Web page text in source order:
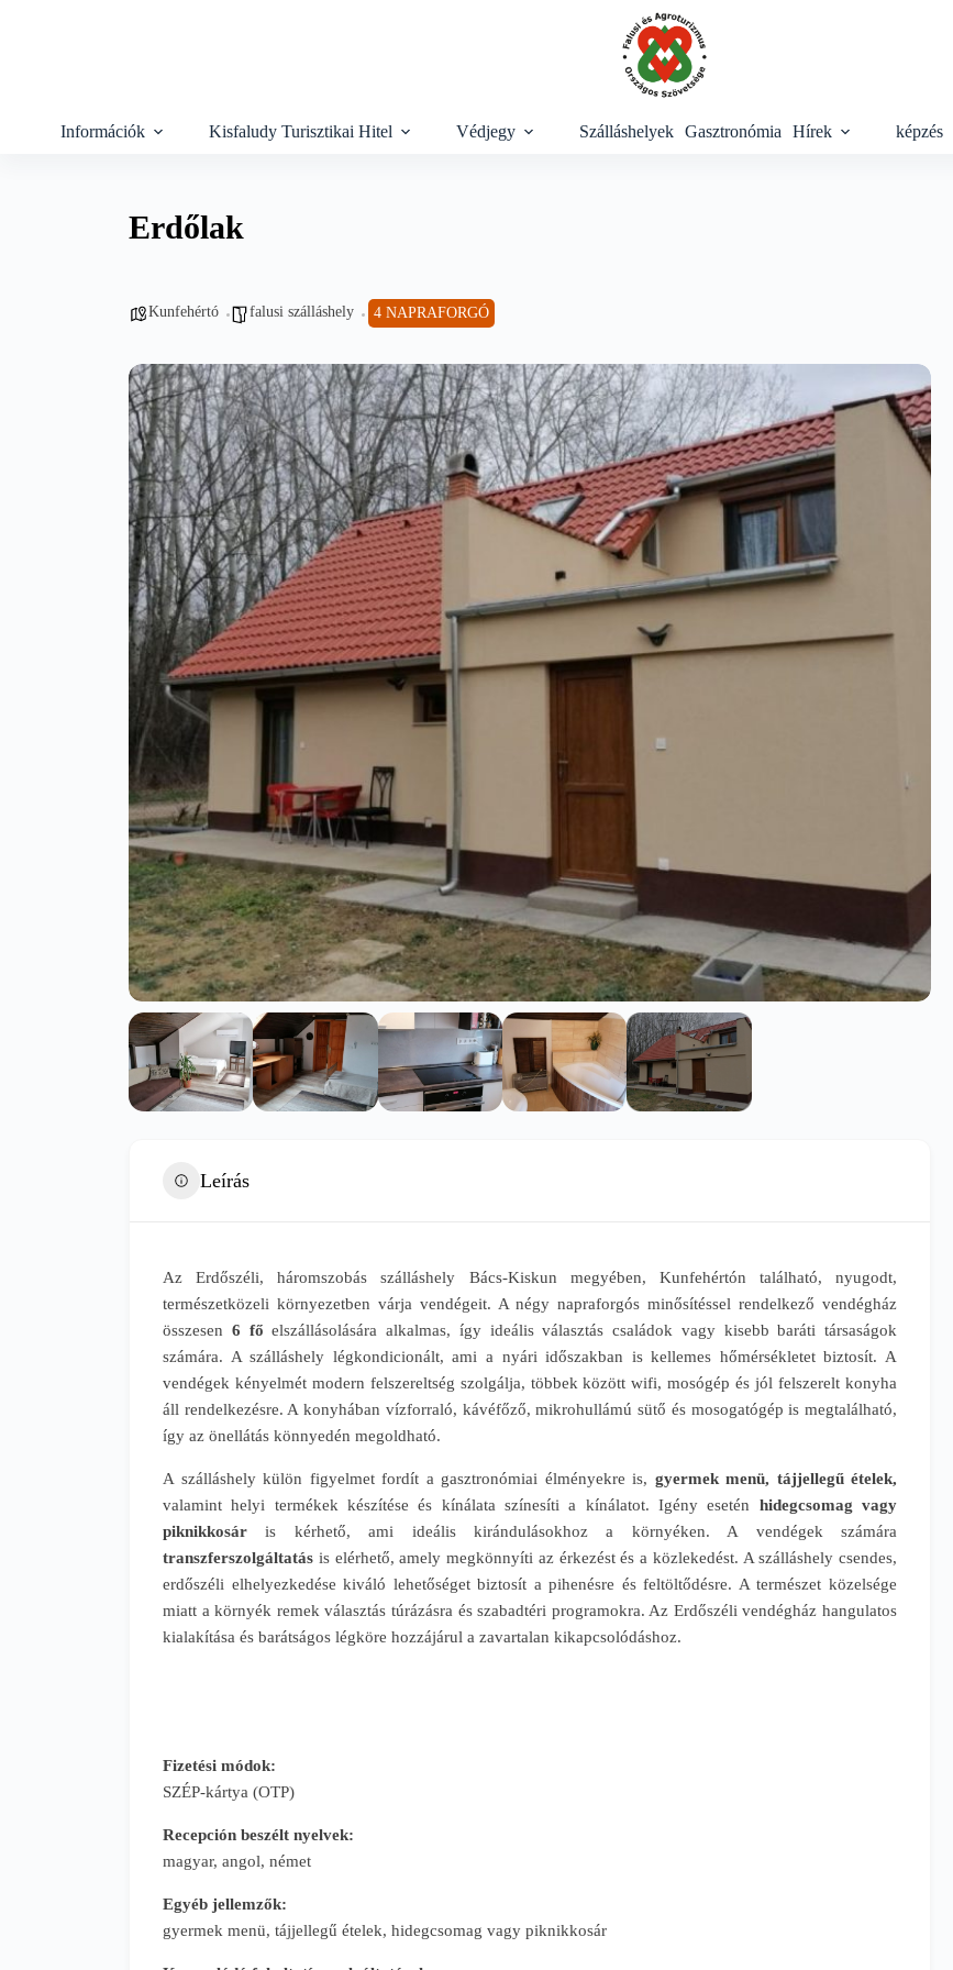
Információk Kisfaludy Turisztikai Hitel Védjegy Szálláshelyek Gasztronómia Hírek képzés
Erdőlak
Kunfehértó falusi szálláshely 4 NAPRAFORGÓ
Leírás
Az Erdőszéli, háromszobás szálláshely Bács-Kiskun megyében, Kunfehértón található, nyugodt,
természetközeli környezetben várja vendégeit. A négy napraforgós minősítéssel rendelkező vendégház
összesen 6 fő elszállásolására alkalmas, így ideális választás családok vagy kisebb baráti társaságok
számára. A szálláshely légkondicionált, ami a nyári időszakban is kellemes hőmérsékletet biztosít. A
vendégek kényelmét modern felszereltség szolgálja, többek között wifi, mosógép és jól felszerelt konyha
áll rendelkezésre. A konyhában vízforraló, kávéfőző, mikrohullámú sütő és mosogatógép is megtalálható,
így az önellátás könnyedén megoldható.
A szálláshely külön figyelmet fordít a gasztronómiai élményekre is, gyermek menü, tájjellegű ételek,
valamint helyi termékek készítése és kínálata színesíti a kínálatot. Igény esetén hidegcsomag vagy
piknikkosár is kérhető, ami ideális kirándulásokhoz a környéken. A vendégek számára
transzferszolgáltatás is elérhető, amely megkönnyíti az érkezést és a közlekedést. A szálláshely csendes,
erdőszéli elhelyezkedése kiváló lehetőséget biztosít a pihenésre és feltöltődésre. A természet közelsége
miatt a környék remek választás túrázásra és szabadtéri programokra. Az Erdőszéli vendégház hangulatos
kialakítása és barátságos légköre hozzájárul a zavartalan kikapcsolódáshoz.
Fizetési módok:
SZÉP-kártya (OTP)
Recepción beszélt nyelvek:
magyar, angol, német
Egyéb jellemzők:
gyermek menü, tájjellegű ételek, hidegcsomag vagy piknikkosár